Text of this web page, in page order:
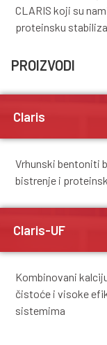
CLARIS koji
PROIZVODI
Claris
Vrhunski